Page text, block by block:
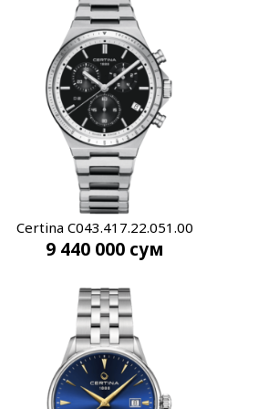
Certina C043.417.22.051.00
9 440 000 сум